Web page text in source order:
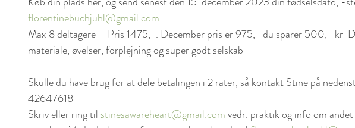
florentinebuchjuhl@gmail.com
Max 8 deltagere – Pris 1475,-. December pris er 975,- du sparer 500,- kr
materiale, øvelser, forplejning og super godt selskab
Skulle du have brug for at dele betalingen i 2 rater, så kontakt Stine på
42647618
Skriv eller ring til stinesawareheart@gmail.com vedr. praktik og info om